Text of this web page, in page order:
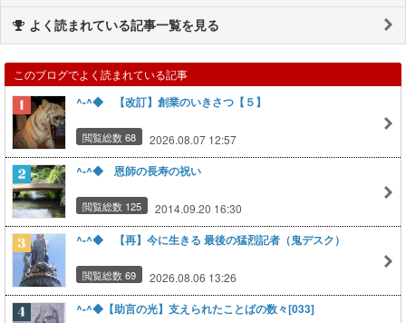
よく読まれている記事一覧を見る
このブログでよく読まれている記事
^-^◆ 【改訂】創業のいきさつ【５】
閲覧総数 68 2026.08.07 12:57
^-^◆ 恩師の長寿の祝い
閲覧総数 125 2014.09.20 16:30
^-^◆ 【再】今に生きる 最後の猛烈記者（鬼デスク）
閲覧総数 69 2026.08.06 13:26
^-^◆【助言の光】支えられたことばの数々[033]